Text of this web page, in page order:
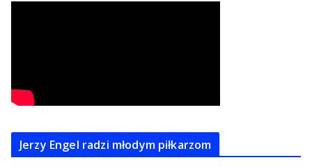
Jerzy Engel radzi młodym piłkarzom